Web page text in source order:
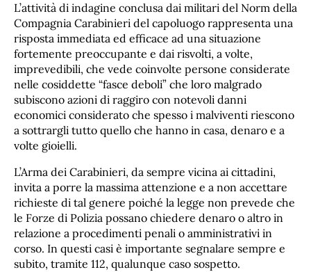
L’attività di indagine conclusa dai militari del Norm della
Compagnia Carabinieri del capoluogo rappresenta una
risposta immediata ed efficace ad una situazione
fortemente preoccupante e dai risvolti, a volte,
imprevedibili, che vede coinvolte persone considerate
nelle cosiddette “fasce deboli” che loro malgrado
subiscono azioni di raggiro con notevoli danni
economici considerato che spesso i malviventi riescono
a sottrargli tutto quello che hanno in casa, denaro e a
volte gioielli.
L’Arma dei Carabinieri, da sempre vicina ai cittadini,
invita a porre la massima attenzione e a non accettare
richieste di tal genere poiché la legge non prevede che
le Forze di Polizia possano chiedere denaro o altro in
relazione a procedimenti penali o amministrativi in
corso. In questi casi è importante segnalare sempre e
subito, tramite 112, qualunque caso sospetto.